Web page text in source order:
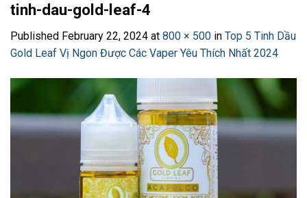
tinh-dau-gold-leaf-4
Published February 22, 2024 at 800 × 500 in Top 5 Tinh Dầu
Gold Leaf Vị Ngon Được Các Vaper Yêu Thích Nhất 2024